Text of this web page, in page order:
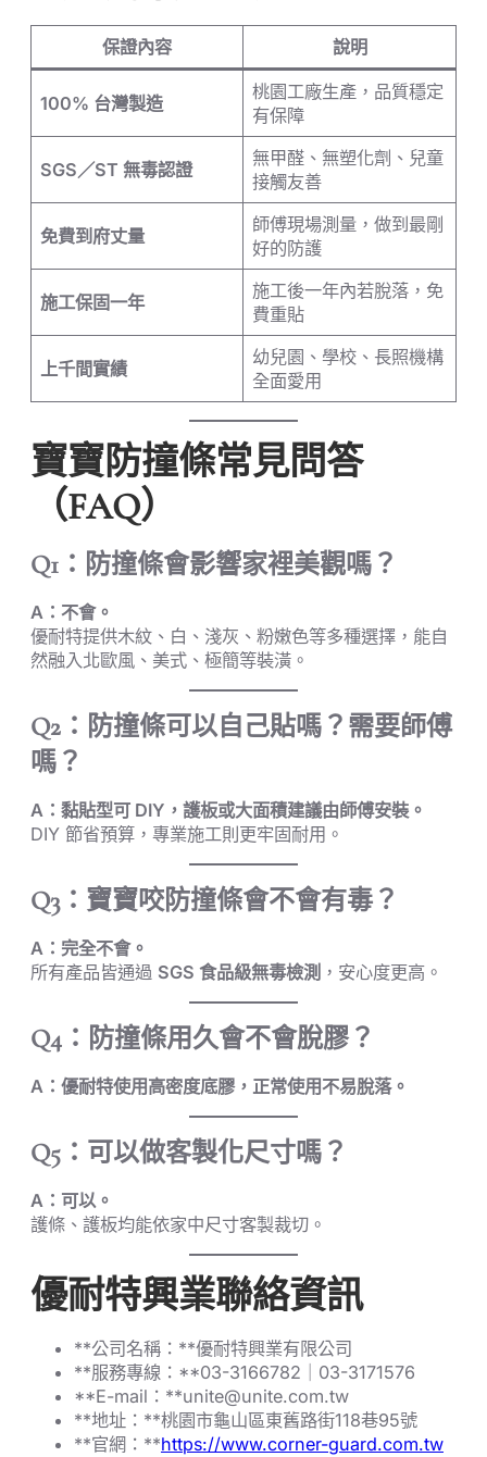
保證內容 說明
100% 台灣製造
桃園工廠生產，品質穩定
有保障
SGS／ST 無毒認證
無甲醛、無塑化劑、兒童
接觸友善
免費到府丈量
師傅現場測量，做到最剛
好的防護
施工保固一年
施工後一年內若脫落，免
費重貼
上千間實績
幼兒園、學校、長照機構
全面愛用
寶寶防撞條常見問答
（FAQ）
Q1：防撞條會影響家裡美觀嗎？
A：不會。
優耐特提供木紋、白、淺灰、粉嫩色等多種選擇，能自
然融入北歐風、美式、極簡等裝潢。
Q2：防撞條可以自己貼嗎？需要師傅
嗎？
A：黏貼型可 DIY，護板或大面積建議由師傅安裝。
DIY 節省預算，專業施工則更牢固耐用。
Q3：寶寶咬防撞條會不會有毒？
A：完全不會。
所有產品皆通過 SGS 食品級無毒檢測 ，安心度更高。
Q4：防撞條用久會不會脫膠？
A：優耐特使用高密度底膠，正常使用不易脫落。
Q5：可以做客製化尺寸嗎？
A：可以。
護條、護板均能依家中尺寸客製裁切。
優耐特興業聯絡資訊
**公司名稱：**優耐特興業有限公司
**服務專線：**03-3166782｜03-3171576
**E-mail：**unite@unite.com.tw
**地址：**桃園市龜山區東舊路街118巷95號
**官網：**https://www.corner-guard.com.tw